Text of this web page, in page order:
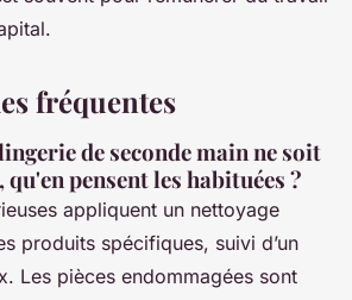
fréquentes
de seconde main ne soit
pensent les habituées ?
appliquent un nettoyage
produits spécifiques, suivi d’un
Les pièces endommagées sont